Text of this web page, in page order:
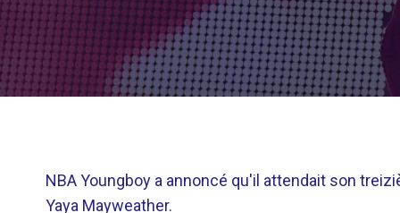
NBA Youngboy a annoncé qu'il attendait son
Yaya Mayweather.